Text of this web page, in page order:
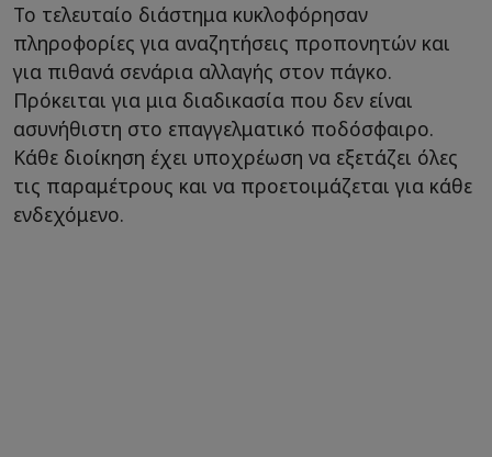
Το τελευταίο διάστημα κυκλοφόρησαν
πληροφορίες για αναζητήσεις προπονητών και
για πιθανά σενάρια αλλαγής στον πάγκο.
Πρόκειται για μια διαδικασία που δεν είναι
ασυνήθιστη στο επαγγελματικό ποδόσφαιρο.
Κάθε διοίκηση έχει υποχρέωση να εξετάζει όλες
τις παραμέτρους και να προετοιμάζεται για κάθε
ενδεχόμενο.